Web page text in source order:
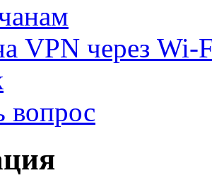
VPN через Wi-
вопрос